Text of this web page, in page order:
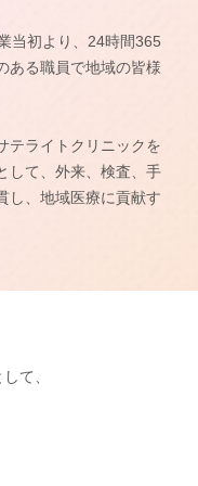
当初より、24時間365
ある職員で地域の皆様
テライトクリニックを
して、外来、検査、手
し、地域医療に貢献す
て、